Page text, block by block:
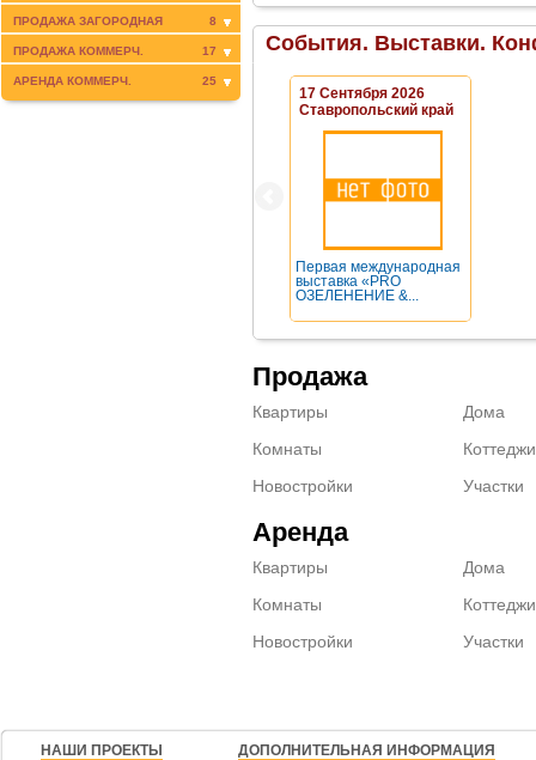
ПРОДАЖА ЗАГОРОДНАЯ 8
ПРОДАЖА КОММЕРЧ. 17
АРЕНДА КОММЕРЧ. 25
События. Выставки.
17 Сентября 2026
Ставропольский край
Первая международная
выставка «PRO
ОЗЕЛЕНЕНИЕ &...
Продажа
Квартиры
Комнаты
Новостройки
Дома
Коттеджи
Участки
Аренда
Квартиры
Комнаты
Новостройки
Дома
Коттеджи
Участки
НАШИ ПРОЕКТЫ
ДОПОЛНИТЕЛЬНАЯ ИНФОРМАЦИЯ